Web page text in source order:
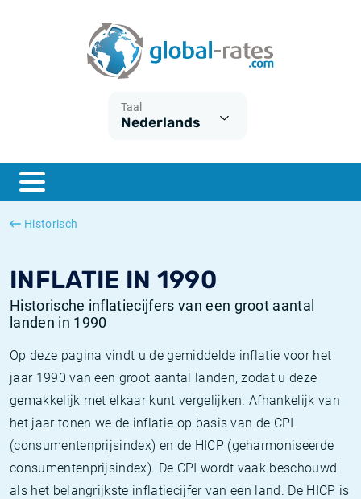
Taal
Nederlands
Historisch
INFLATIE IN 1990
Historische inflatiecijfers van een groot aantal
landen in 1990
Op deze pagina vindt u de gemiddelde inflatie voor het
jaar 1990 van een groot aantal landen, zodat u deze
gemakkelijk met elkaar kunt vergelijken. Afhankelijk van
het jaar tonen we de inflatie op basis van de CPI
(consumentenprijsindex) en de HICP (geharmoniseerde
consumentenprijsindex). De CPI wordt vaak beschouwd
als het belangrijkste inflatiecijfer van een land. De HICP is
ESTER
SONIA
Wat is CPI inflatie?
Wat is HICP inflatie?
Nederlandse inflatie - CPI
Amerikaanse inflatie - CPI
Euribor historie
SOFR historie
TONAR historie
Inflatiecalculator